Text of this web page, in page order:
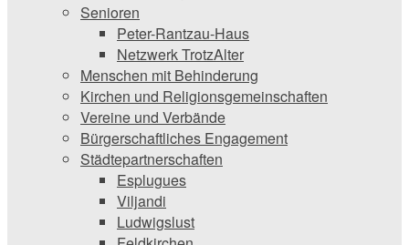
Senioren
Peter-Rantzau-Haus
Netzwerk TrotzAlter
Menschen mit Behinderung
Kirchen und ­Religionsgemeinschaften
Vereine und Verbände
Bürgerschaftliches Engagement
Städtepartnerschaften
Esplugues
Viljandi
Ludwigslust